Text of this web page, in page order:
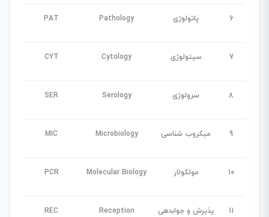
6 پاتولوژی Pathology
PAT
7 سیتولوژی Cytology
CYT
8 سرولوژی Serology
SER
9 میکروب شناسی Microbiology
MIC
10 مولکولار Molecular Biology
PCR
11 پذیرش و جوابدهی Reception
REC